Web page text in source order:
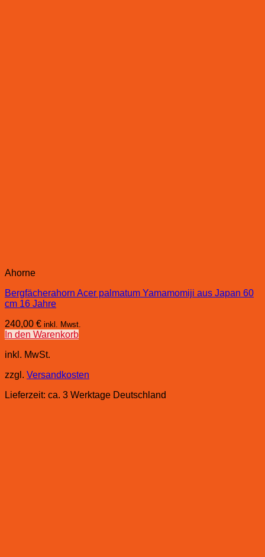
Ahorne
Bergfächerahorn Acer palmatum Yamamomiji aus Japan 60
cm 16 Jahre
240,00 € inkl. Mwst.
In den Warenkorb
inkl. MwSt.
zzgl. Versandkosten
Lieferzeit: ca. 3 Werktage Deutschland